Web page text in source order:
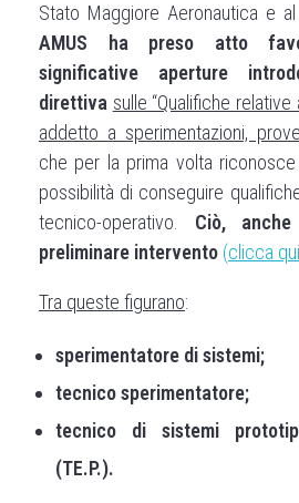
Stato Maggiore Aeronautica e
AMUS ha preso atto
significative aperture
direttiva sulle “Qualifiche relative
addetto a sperimentazioni,
che per la prima volta
possibilità di conseguire
tecnico-operativo. Ciò,
preliminare intervento (clicca
Tra queste figurano:
sperimentatore di sistemi;
tecnico sperimentatore;
tecnico di sistemi
(TE.P.).